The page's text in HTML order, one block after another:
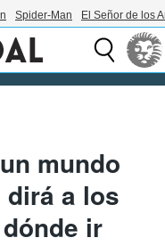
Spider-Man El Señor de los
mundo
a los
ir